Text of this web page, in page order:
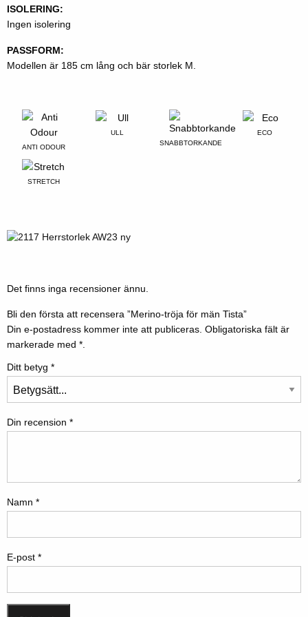
ISOLERING:
Ingen isolering
PASSFORM:
Modellen är 185 cm lång och bär storlek M.
ANTI ODOUR
ULL
SNABBTORKANDE
ECO
STRETCH
Det finns inga recensioner ännu.
Bli den första att recensera ”Merino-tröja för män Tista”
Din e-postadress kommer inte att publiceras. Obligatoriska fält är
markerade med *.
Ditt betyg *
Din recension *
Namn *
E-post *